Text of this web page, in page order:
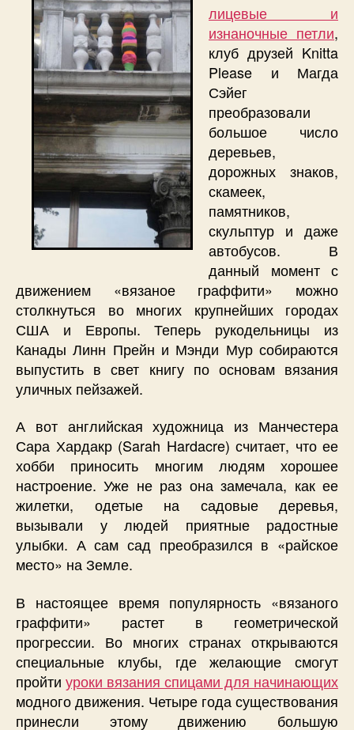
лицевые и
изнаночные петли,
клуб друзей Knitta
Please и Магда
Сэйег
преобразовали
большое число
деревьев,
дорожных знаков,
скамеек,
памятников,
скульптур и даже
автобусов. В
данный момент с
движением «вязаное граффити» можно
столкнуться во многих крупнейших городах
США и Европы. Теперь рукодельницы из
Канады Линн Прейн и Мэнди Мур собираются
выпустить в свет книгу по основам вязания
уличных пейзажей.
А вот английская художница из Манчестера
Сара Хардакр (Sarah Hardacre) считает, что ее
хобби приносить многим людям хорошее
настроение. Уже не раз она замечала, как ее
жилетки, одетые на садовые деревья,
вызывали у людей приятные радостные
улыбки. А сам сад преобразился в «райское
место» на Земле.
В настоящее время популярность «вязаного
граффити» растет в геометрической
прогрессии. Во многих странах открываются
специальные клубы, где желающие смогут
пройти уроки вязания спицами для начинающих
модного движения. Четыре года существования
принесли этому движению большую